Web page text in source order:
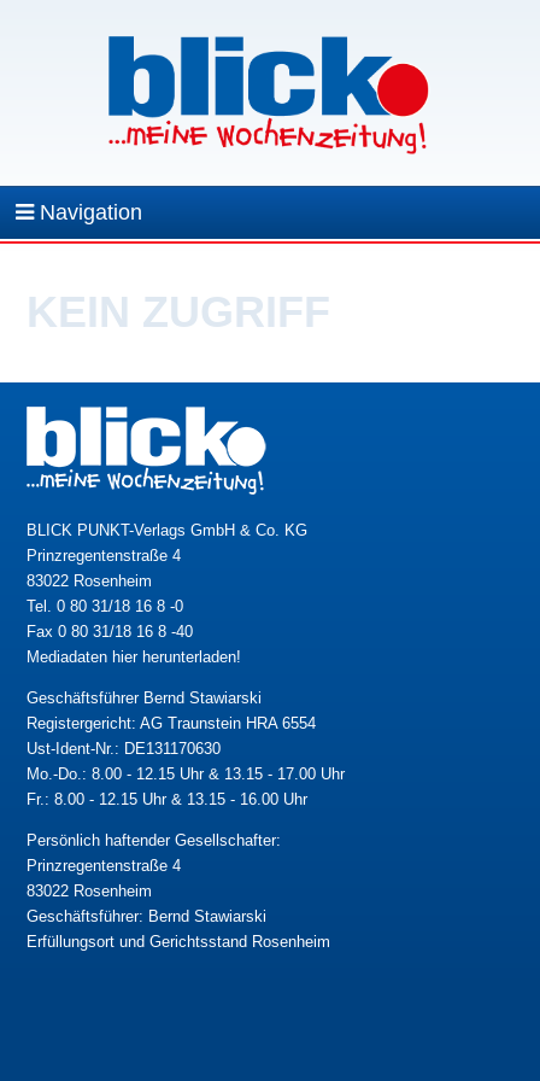
Navigation
KEIN ZUGRIFF
BLICK PUNKT-Verlags GmbH & Co. KG
Prinzregentenstraße 4
83022 Rosenheim
Tel. 0 80 31/18 16 8 -0
Fax 0 80 31/18 16 8 -40
Mediadaten hier herunterladen!
Geschäftsführer Bernd Stawiarski
Registergericht: AG Traunstein HRA 6554
Ust-Ident-Nr.: DE131170630
Mo.-Do.: 8.00 - 12.15 Uhr & 13.15 - 17.00 Uhr
Fr.: 8.00 - 12.15 Uhr & 13.15 - 16.00 Uhr
Persönlich haftender Gesellschafter:
Prinzregentenstraße 4
83022 Rosenheim
Geschäftsführer: Bernd Stawiarski
Erfüllungsort und Gerichtsstand Rosenheim